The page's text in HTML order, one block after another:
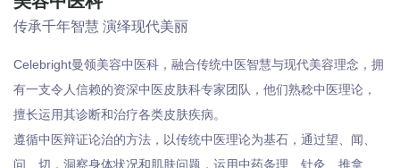
传承千年智慧 演绎现代美丽
Celebright曼领美容中医科，融合传统中医智慧与现代美容理念，拥
有一支令人信赖的资深中医皮肤科专家团队，他们熟稔中医理论，
擅长运用其诊断和治疗各类皮肤疾病。
遵循中医辩证论治的方法，以传统中医理论为基石，通过望、闻、
问、切，洞察身体状况和肌肤问题，运用中药条理、针灸、推拿、